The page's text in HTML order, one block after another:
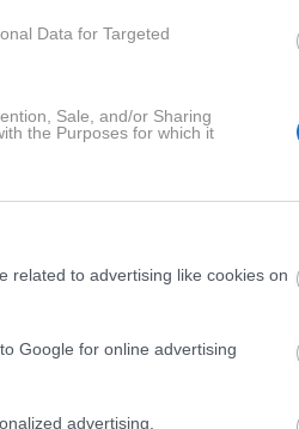
Data for Targeted
Sale, and/or Sharing
the Purposes for which it
related to advertising like cookies on
Google for online advertising
advertising.
prvi razkrije težavo.
čvrsto in prožno. Če ga rahlo
je meso lepljivo, sluzasto ali
Takšne spremembe
Napihnjena embalaža,
s kakovostjo ali
prepričati, da je bilo meso